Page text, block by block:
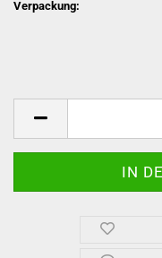
Verpackung: